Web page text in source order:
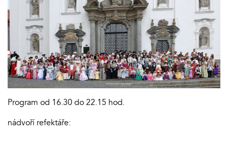
Program od 16.30 do 22.15 hod.
nádvoří refektáře: